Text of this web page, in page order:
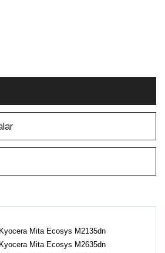
Kyocera Mita Ecosys M2135dn
Kyocera Mita Ecosys M2635dn